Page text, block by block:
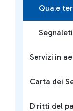
Quale
Servizi in
Carta dei
Diritti del